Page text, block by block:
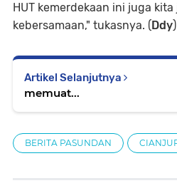
HUT kemerdekaan ini juga
kebersamaan," tukasnya. ( Ddy)
Artikel Selanjutnya
memuat...
BERITA PASUNDAN